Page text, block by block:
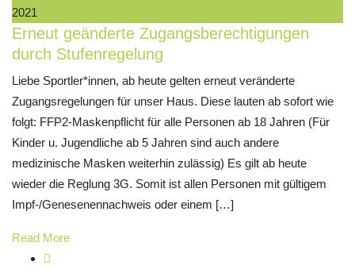
2021
Erneut geänderte Zugangsberechtigungen
durch Stufenregelung
Liebe Sportler*innen, ab heute gelten erneut veränderte
Zugangsregelungen für unser Haus. Diese lauten ab sofort wie
folgt: FFP2-Maskenpflicht für alle Personen ab 18 Jahren (Für
Kinder u. Jugendliche ab 5 Jahren sind auch andere
medizinische Masken weiterhin zulässig) Es gilt ab heute
wieder die Reglung 3G. Somit ist allen Personen mit gültigem
Impf-/Genesenennachweis oder einem […]
Read More